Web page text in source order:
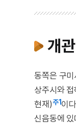
개관
동쪽은 구
상주시와
현재)주1이
신음동에 있